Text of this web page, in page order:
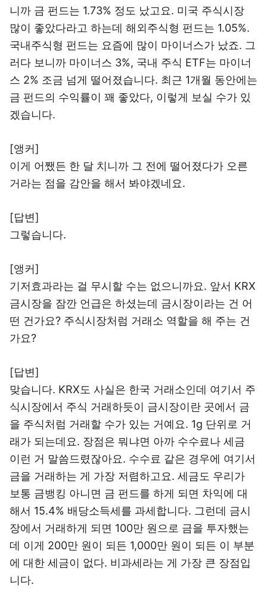
니까 금 펀드는 1.73% 정도 났고요. 미국 주식시장
많이 좋았다라고 하는데 해외주식형 펀드는 1.05%.
국내주식형 펀드는 요즘에 많이 마이너스가 났죠. 그
러다 보니까 마이너스 3%, 국내 주식 ETF는 마이너
스 2% 조금 넘게 떨어졌습니다. 최근 1개월 동안에는
금 펀드의 수익률이 꽤 좋았다, 이렇게 보실 수가 있
겠습니다.
[앵커]
이게 어쨌든 한 달 치니까 그 전에 떨어졌다가 오른
거라는 점을 감안을 해서 봐야겠네요.
[답변]
그렇습니다.
[앵커]
기저효과라는 걸 무시할 수는 없으니까요. 앞서 KRX
금시장을 잠깐 언급은 하셨는데 금시장이라는 건 어
떤 건가요? 주식시장처럼 거래소 역할을 해 주는 건
가요?
[답변]
맞습니다. KRX도 사실은 한국 거래소인데 여기서 주
식시장에서 주식 거래하듯이 금시장이란 곳에서 금
을 주식처럼 거래할 수가 있는 거예요. 1g 단위로 거
래가 되는데요. 장점은 뭐냐면 아까 수수료나 세금
이런 거 말씀드렸잖아요. 수수료 같은 경우에 여기서
금을 거래하는 게 가장 저렴하고요. 세금도 우리가
보통 금뱅킹 아니면 금 펀드를 하게 되면 차익에 대
해서 15.4% 배당소득세를 과세합니다. 그런데 금시
장에서 거래하게 되면 100만 원으로 금을 투자했는
데 이게 200만 원이 되든 1,000만 원이 되든 이 부분
에 대한 세금이 없다. 비과세라는 게 가장 큰 장점입
니다.